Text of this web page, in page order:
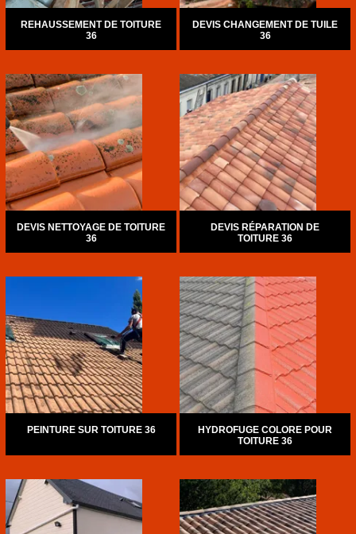
REHAUSSEMENT DE TOITURE
36
DEVIS CHANGEMENT DE TUILE
36
DEVIS NETTOYAGE DE TOITURE
36
DEVIS RÉPARATION DE
TOITURE 36
PEINTURE SUR TOITURE 36
HYDROFUGE COLORE POUR
TOITURE 36